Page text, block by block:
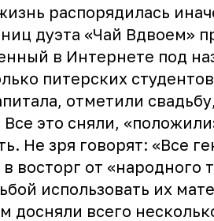
распорядилась
дуэта «Чай Вдвоем»
в Интернете под
питерских
отметили
это сняли,
Не зря говорят: «Все
восторг от «народного
использовать их
досняли всего